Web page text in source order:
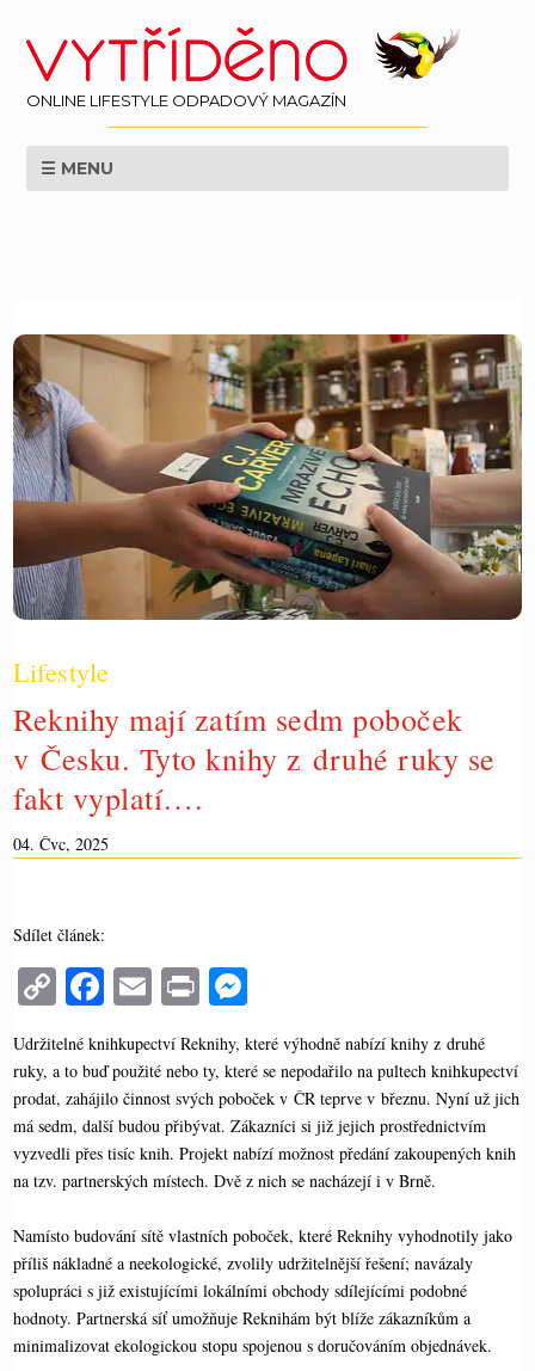
ONLINE LIFESTYLE ODPADOVÝ MAGAZÍN
☰ MENU
LIFESTYLE
VĚDA
SVĚT
PERSPEKTIVA
ČASOPIS
Lifestyle
Reknihy mají zatím sedm poboček
v Česku. Tyto knihy z druhé ruky se
fakt vyplatí….
04. Čvc, 2025
Sdílet článek:
C
op
y
Li
nk
Fa
ce
bo
ok
E
m
ail
Pr
in
t
es
se
ng
er
Udržitelné knihkupectví Reknihy, které výhodně nabízí knihy z druhé
ruky, a to buď použité nebo ty, které se nepodařilo na pultech knihkupectví
prodat, zahájilo činnost svých poboček v ČR teprve v březnu. Nyní už jich
má sedm, další budou přibývat. Zákazníci si již jejich prostřednictvím
vyzvedli přes tisíc knih. Projekt nabízí možnost předání zakoupených knih
na tzv. partnerských místech. Dvě z nich se nacházejí i v Brně.
Namísto budování sítě vlastních poboček, které Reknihy vyhodnotily jako
příliš nákladné a neekologické, zvolily udržitelnější řešení; navázaly
spolupráci s již existujícími lokálními obchody sdílejícími podobné
hodnoty. Partnerská síť umožňuje Reknihám být blíže zákazníkům a
minimalizovat ekologickou stopu spojenou s doručováním objednávek.